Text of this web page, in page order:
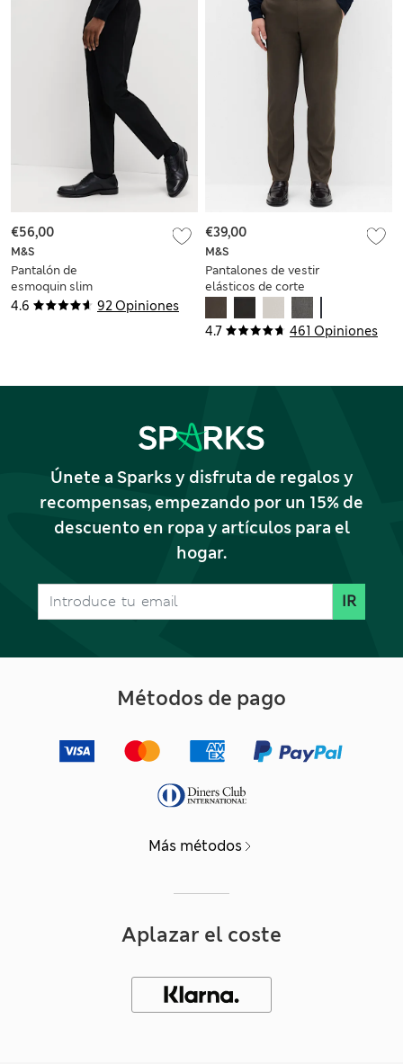
4.6 92 Opiniones
M&S
Pantalón de
esmoquin slim
elástico
€56,00
4.7 461 Opiniones
M&S
Pantalones de vestir
elásticos de corte
€39,00
Únete a Sparks y disfruta de regalos y
recompensas, empezando por un 15% de
descuento en ropa y artículos para el
hogar.
IR
Métodos de pago
Más métodos
Aplazar el coste